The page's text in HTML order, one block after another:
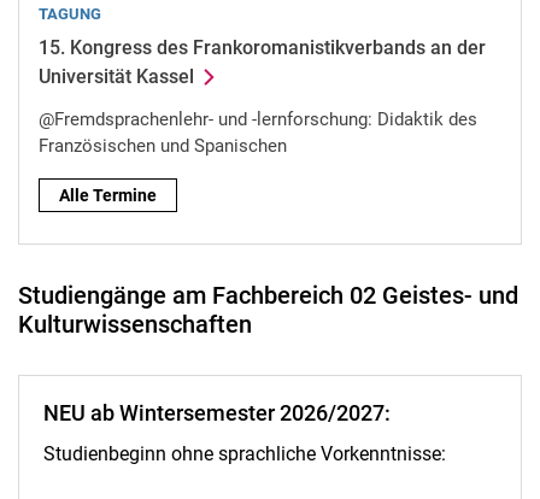
TAGUNG
15. Kongress des Frankoromanistikverbands an der
Universität Kassel
@Fremdsprachenlehr- und -lernforschung: Didaktik des
Französischen und Spanischen
Alle Termine
Studiengänge am Fachbereich 02 Geistes- und
Kulturwissenschaften
NEU ab Wintersemester 2026/2027:
Studienbeginn ohne sprachliche Vorkenntnisse: